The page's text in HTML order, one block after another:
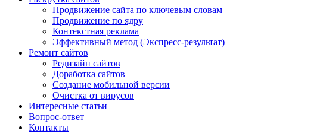
Продвижение сайта по ключевым словам
Продвижение по ядру
Контекстная реклама
Эффективный метод (Экспресс-результат)
Ремонт сайтов
Редизайн сайтов
Доработка сайтов
Создание мобильной версии
Очистка от вирусов
Интересные статьи
Вопрос-ответ
Контакты